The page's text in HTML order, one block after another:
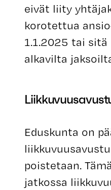
eivät liity
korotettua
1.1.2025 tai
alkavilta
Eduskunta on
poistetaan.
jatkossa